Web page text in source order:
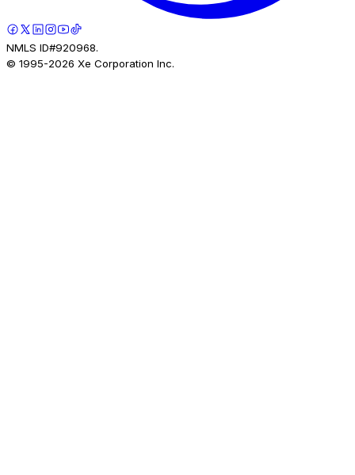
NMLS ID#920968.
© 1995-2026 Xe Corporation Inc.